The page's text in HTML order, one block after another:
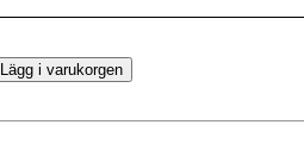
Lägg i varukorgen